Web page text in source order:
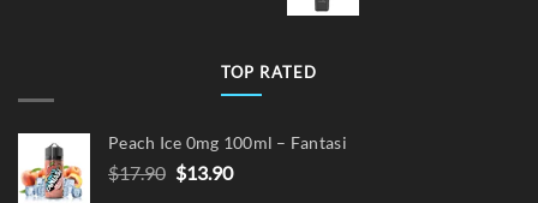
TOP RATED
Peach Ice 0mg 100ml – Fantasi
$17.90 Original
$13.90Current